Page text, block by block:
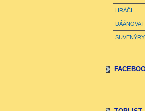
HRÁČI
DÁÁNOVA
SUVENÝRY